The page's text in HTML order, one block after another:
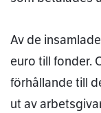
Av de
euro till fonder.
förhållande till
ut av